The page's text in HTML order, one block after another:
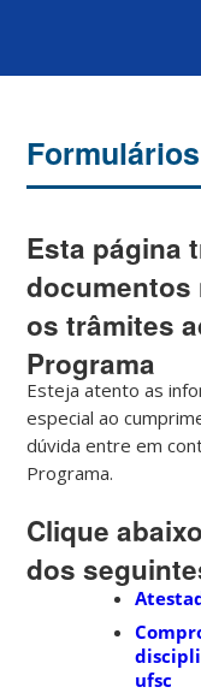
Formulários
Esta página
documentos
os trâmites
Programa
Esteja atento as
especial ao
dúvida entre em
Programa.
Clique
dos
ufsc